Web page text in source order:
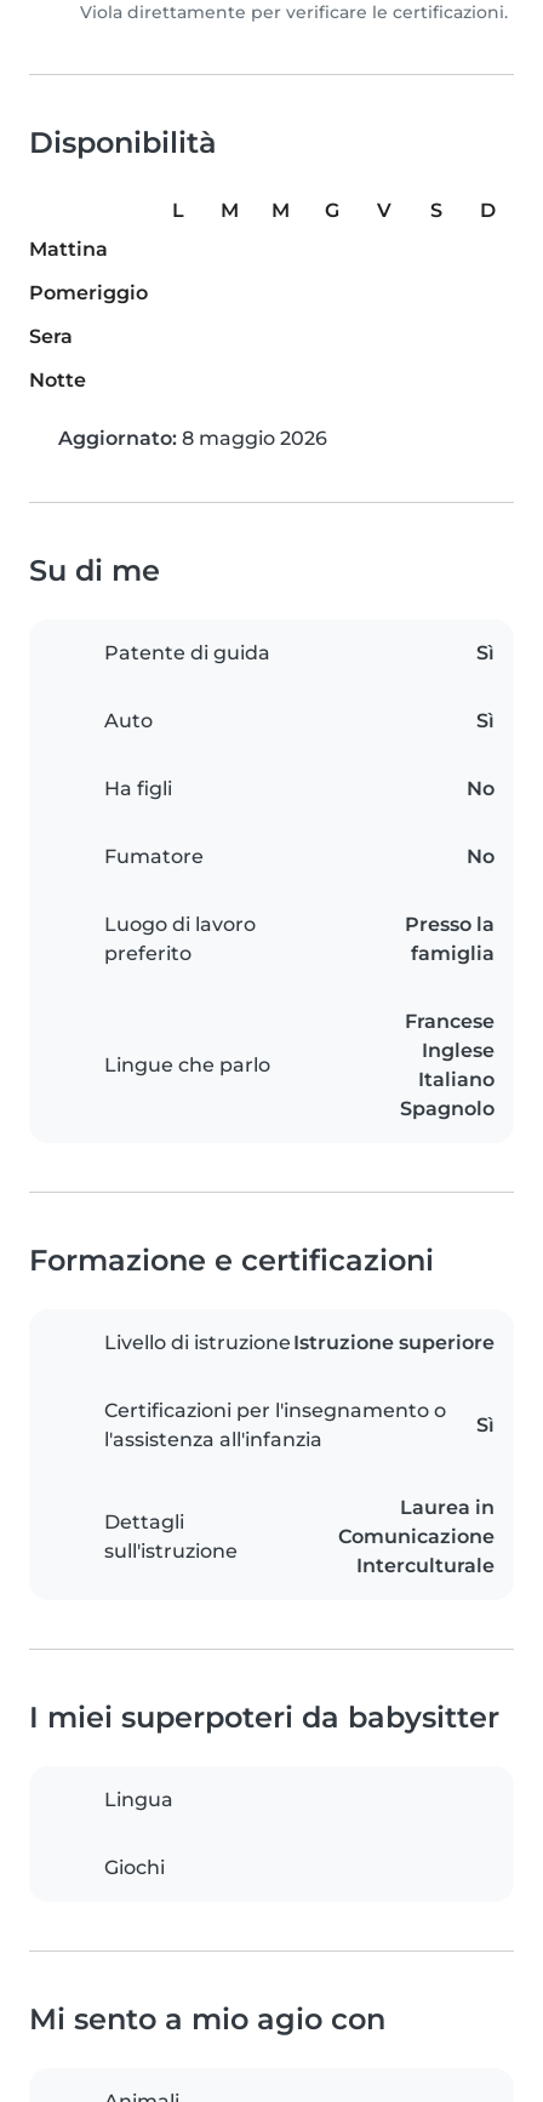
Viola direttamente per verificare le certificazioni.
Disponibilità
L M M G V S
D
Mattina
Pomeriggio
Sera
Notte
Aggiornato: 8 maggio 2026
Su di me
Patente di guida Sì
Auto Sì
Ha figli No
Fumatore No
Luogo di lavoro
preferito
Presso la
famiglia
Lingue che parlo
Francese
Inglese
Italiano
Spagnolo
Formazione e certificazioni
Livello di istruzione Istruzione superiore
Certificazioni per l'insegnamento o
l'assistenza all'infanzia
Sì
Dettagli
sull'istruzione
Laurea in
Comunicazione
Interculturale
I miei superpoteri da babysitter
Lingua
Giochi
Mi sento a mio agio con